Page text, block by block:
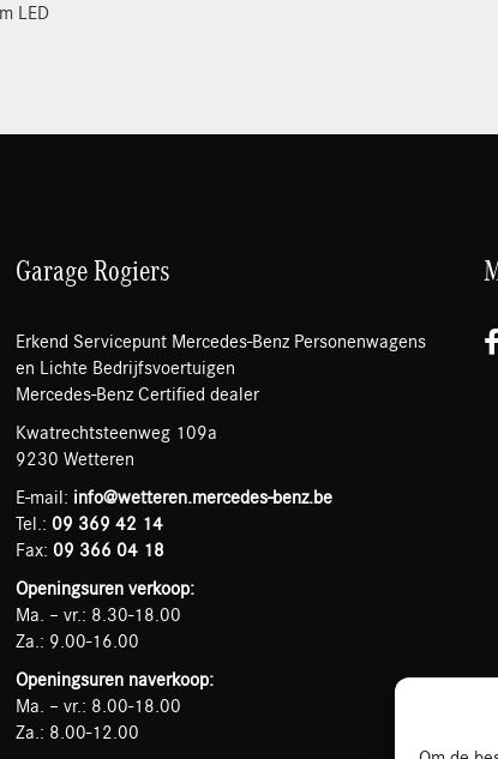
LED
Garage Rogiers
Erkend Servicepunt Mercedes-Benz Personenwagens
en Lichte Bedrijfsvoertuigen
Mercedes-Benz Certified dealer
Kwatrechtsteenweg 109a
9230 Wetteren
E-mail: info@wetteren.mercedes-benz.be
Tel.: 09 369 42 14
Fax: 09 366 04 18
Openingsuren verkoop:
Ma. – vr.: 8.30-18.00
Za.: 9.00-16.00
Openingsuren naverkoop:
Ma. – vr.: 8.00-18.00
Za.: 8.00-12.00